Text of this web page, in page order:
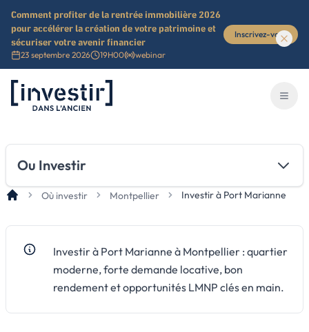
Comment profiter de la rentrée immobilière 2026
pour accélérer la création de votre patrimoine et
sécuriser votre avenir financier
23 septembre 2026 19H00 webinar
Inscrivez-vous
Investir dans l'ancien
Ou Investir
Où investir Montpellier Investir à Port Marianne
Investir à Port Marianne à Montpellier : quartier
moderne, forte demande locative, bon
rendement et opportunités LMNP clés en main.